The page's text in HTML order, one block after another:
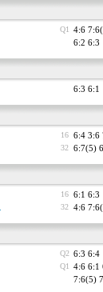
Q1 4:6
6:2 6:3
6:3 6:1
16 6:4 3:6
32 6:7(5)
16 6:1 6:3
32 4:6
Q2 6:3 6:4
Q1 4:6 6:1
7:6(5)